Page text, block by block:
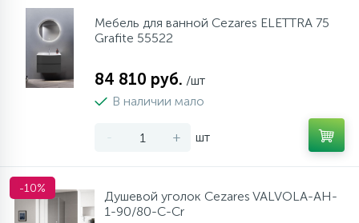
Мебель для ванной Cezares ELETTRA 75
Grafite 55522
84 810 руб. /шт
В наличии мало
- + шт
-10%
Душевой уголок Cezares VALVOLA-AH-
1-90/80-C-Cr